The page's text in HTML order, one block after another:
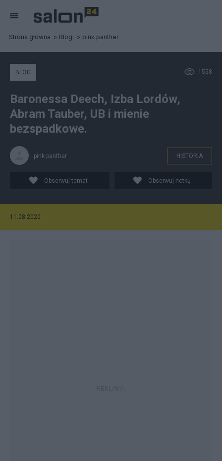
Strona główna Blogi pink panther
1558
BLOG
Baronessa Deech, Izba Lordów,
Abram Tauber, UB i mienie
bezspadkowe.
pink panther HISTORIA
Obserwuj temat Obserwuj notkę
11.08.2020